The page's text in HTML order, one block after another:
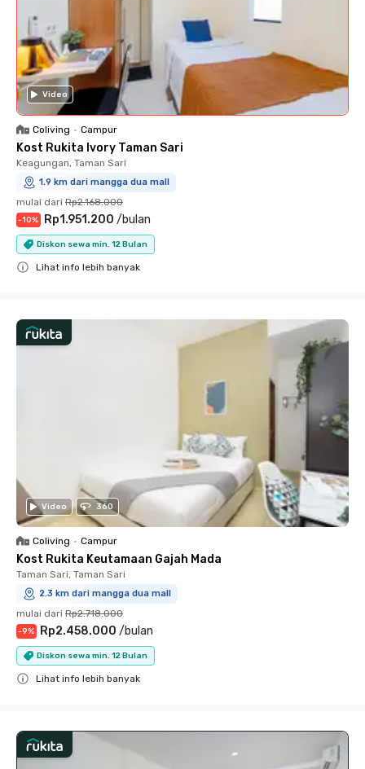
Video
Coliving • Campur
Kost Rukita Ivory Taman Sari
Keagungan, Taman Sari
1.9 km dari mangga dua mall
mulai dari Rp2.168.000
-10% Rp1.951.200 /bulan
Diskon sewa min. 12 Bulan
Lihat info lebih banyak
Video 360
Coliving • Campur
Kost Rukita Keutamaan Gajah Mada
Taman Sari, Taman Sari
2.3 km dari mangga dua mall
mulai dari Rp2.718.000
-9% Rp2.458.000 /bulan
Diskon sewa min. 12 Bulan
Lihat info lebih banyak